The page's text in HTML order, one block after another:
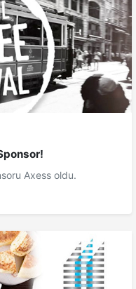
Axess oldu.